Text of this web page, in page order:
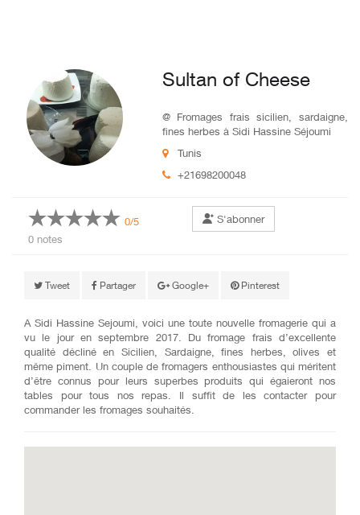
Sultan of Cheese
@ Fromages frais sicilien, sardaigne,
fines herbes à Sidi Hassine Séjoumi
Tunis
+21698200048
0/5
S'abonner
0 notes
Tweet Partager Google+ Pinterest
A Sidi Hassine Sejoumi, voici une toute nouvelle fromagerie qui a
vu le jour en septembre 2017. Du fromage frais d’excellente
qualité décliné en Sicilien, Sardaigne, fines herbes, olives et
même piment. Un couple de fromagers enthousiastes qui méritent
d’être connus pour leurs superbes produits qui égaieront nos
tables pour tous nos repas. Il suffit de les contacter pour
commander les fromages souhaités.